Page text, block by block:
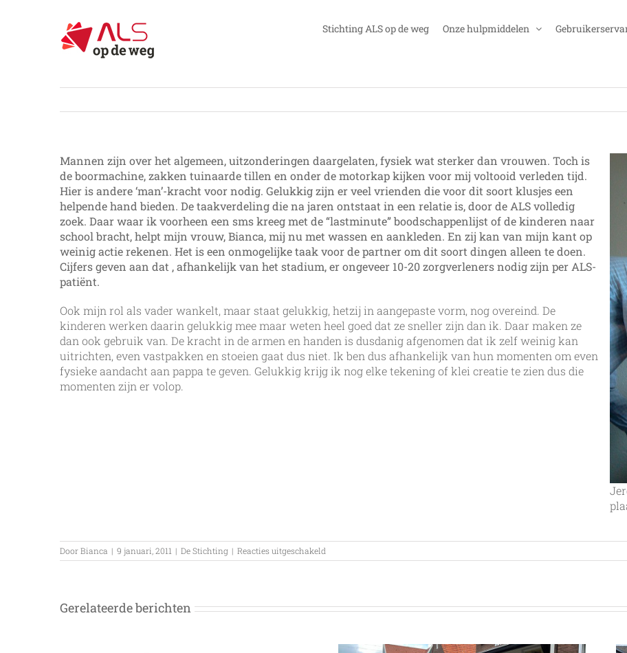
Stichting ALS op de weg Onze hulpmiddelen
Mannen zijn over het algemeen, uitzonderingen daargelaten, fysiek wat sterker dan vrouwen. Toch is
de boormachine, zakken tuinaarde tillen en onder de motorkap kijken voor mij voltooid verleden tijd.
Hier is andere ‘man’-kracht voor nodig. Gelukkig zijn er veel vrienden die voor dit soort klusjes een
helpende hand bieden. De taakverdeling die na jaren ontstaat in een relatie is, door de ALS volledig
zoek. Daar waar ik voorheen een sms kreeg met de “lastminute” boodschappenlijst of de kinderen naar
school bracht, helpt mijn vrouw, Bianca, mij nu met wassen en aankleden. En zij kan van mijn kant op
weinig actie rekenen. Het is een onmogelijke taak voor de partner om dit soort dingen alleen te doen.
Cijfers geven aan dat , afhankelijk van het stadium, er ongeveer 10-20 zorgverleners nodig zijn per ALS-
patiënt.
Ook mijn rol als vader wankelt, maar staat gelukkig, hetzij in aangepaste vorm, nog overeind. De
kinderen werken daarin gelukkig mee maar weten heel goed dat ze sneller zijn dan ik. Daar maken ze
dan ook gebruik van. De kracht in de armen en handen is dusdanig afgenomen dat ik zelf weinig kan
uitrichten, even vastpakken en stoeien gaat dus niet. Ik ben dus afhankelijk van hun momenten om even
fysieke aandacht aan pappa te geven. Gelukkig krijg ik nog elke tekening of klei creatie te zien dus die
momenten zijn er volop.
DoorBianca | 9 januari, 2011 | De Stichting | Reacties uitgeschakeld
Taakverdeling
Gerelateerde berichten